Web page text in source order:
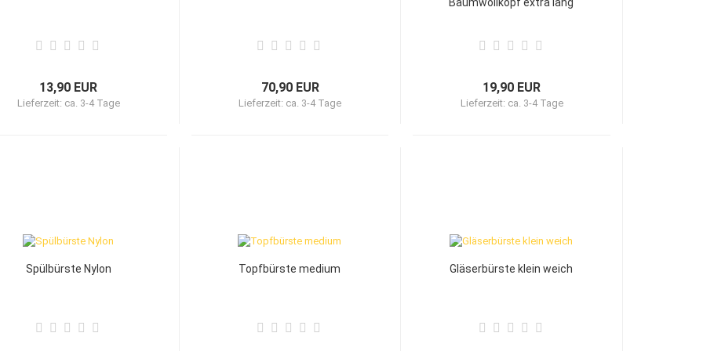
13,90 EUR
Lieferzeit: ca. 3-4 Tage
70,90 EUR
Lieferzeit: ca. 3-4 Tage
19,90 EUR
Lieferzeit: ca. 3-4 Tage
Spülbürste Nylon Topfbürste medium Gläserbürste klein weich